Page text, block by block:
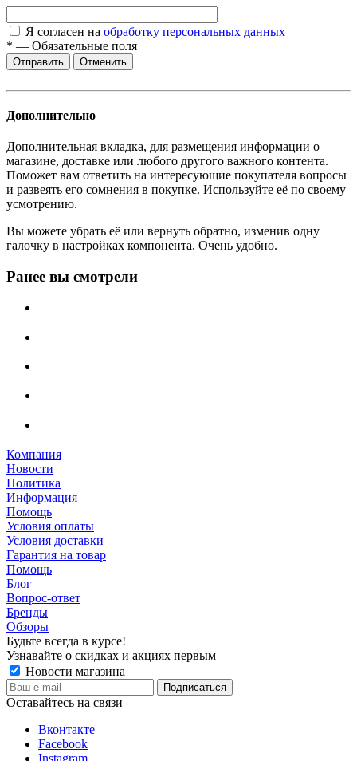
Я согласен на обработку персональных данных
* — Обязательные поля
Отменить
Дополнительно
Дополнительная вкладка, для размещения информации о
магазине, доставке или любого другого важного контента.
Поможет вам ответить на интересующие покупателя вопросы
и развеять его сомнения в покупке. Используйте её по своему
усмотрению.
Вы можете убрать её или вернуть обратно, изменив одну
галочку в настройках компонента. Очень удобно.
Ранее вы смотрели
Компания
Новости
Политика
Информация
Помощь
Условия оплаты
Условия доставки
Гарантия на товар
Помощь
Блог
Вопрос-ответ
Бренды
Обзоры
Будьте всегда в курсе!
Узнавайте о скидках и акциях первым
Новости магазина
Оставайтесь на связи
Вконтакте
Facebook
Instagram